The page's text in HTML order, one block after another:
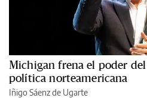
Michigan frena el poder
política norteamericana
Iñigo Sáenz de Ugarte